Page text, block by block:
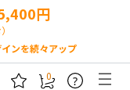
円
ンを続々アップ
0 ?